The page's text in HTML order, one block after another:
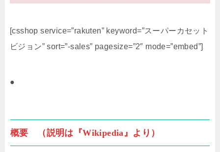
[csshop service=”rakuten” keyword=”スーパーカセット
ビジョン” sort=”-sales” pagesize=”2″ mode=”embed”]
●
概要 （説明は『Wikipedia』より）